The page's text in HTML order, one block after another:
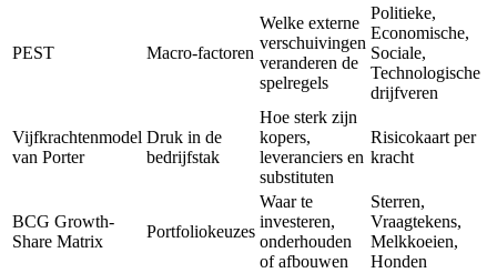
PEST Macro-factoren
Welke externe
verschuivingen
veranderen de
spelregels
Politieke,
Economische,
Sociale,
Technologische
drijfveren
Vijfkrachtenmodel
van Porter
Druk in de
bedrijfstak
Hoe sterk zijn
kopers,
leveranciers en
substituten
Risicokaart per
kracht
BCG Growth-
Share Matrix
Portfoliokeuzes
Waar te
investeren,
onderhouden
of afbouwen
Sterren,
Vraagtekens,
Melkkoeien,
Honden